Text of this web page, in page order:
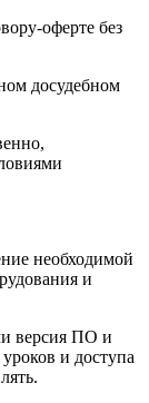
оферте без
досудебном
необходимой
и
версия ПО и
и доступа